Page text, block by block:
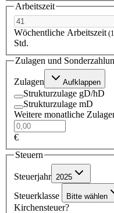
Arbeitszeit
Wöchentliche Arbeitszeit
Std.
Zulagen und
Zulagen Aufklappen
Strukturzulage gD/hD
Strukturzulage mD
Weitere monatliche
€
Steuern
Steuerjahr 2025
Steuerklasse Bitte wählen
Kirchensteuer?